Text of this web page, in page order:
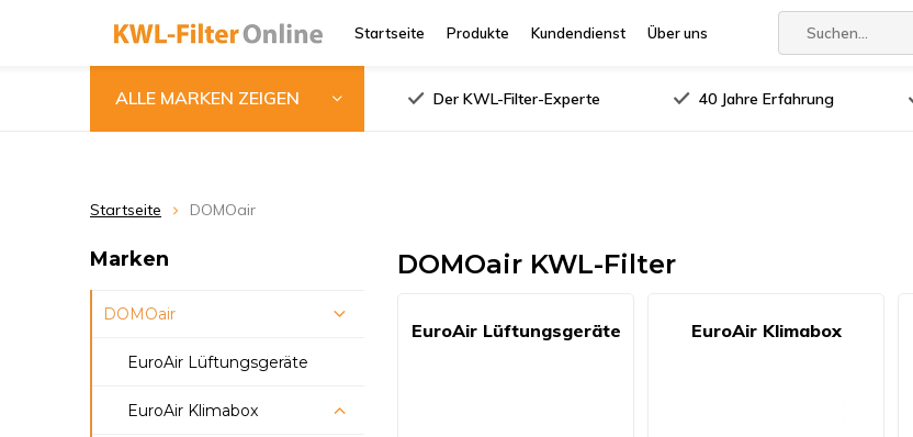
Startseite Produkte Kundendienst Über uns
ALLE MARKEN ZEIGEN Der KWL-Filter-Experte 40 Jahre Erfahrung
Startseite DOMOair
DOMOair KWL-Filter
EuroAir Lüftungsgeräte EuroAir Klimabox
Marken
DOMOair
EuroAir Lüftungsgeräte
EuroAir Klimabox